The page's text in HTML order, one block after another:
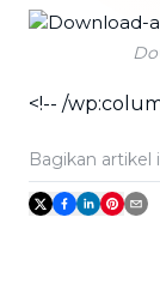
<!-- /
Bagikan artikel